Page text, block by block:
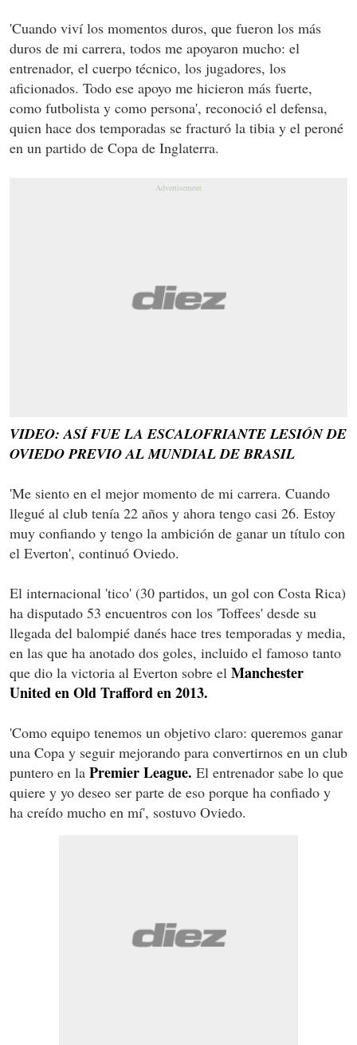
'Cuando viví los momentos duros, que fueron los más
duros de mi carrera, todos me apoyaron mucho: el
entrenador, el cuerpo técnico, los jugadores, los
aficionados. Todo ese apoyo me hicieron más fuerte,
como futbolista y como persona', reconoció el defensa,
quien hace dos temporadas se fracturó la tibia y el peroné
en un partido de Copa de Inglaterra.
VIDEO: ASÍ FUE LA ESCALOFRIANTE LESIÓN DE
OVIEDO PREVIO AL MUNDIAL DE BRASIL
'Me siento en el mejor momento de mi carrera. Cuando
llegué al club tenía 22 años y ahora tengo casi 26. Estoy
muy confiando y tengo la ambición de ganar un título con
el Everton', continuó Oviedo.
El internacional 'tico' (30 partidos, un gol con Costa Rica)
ha disputado 53 encuentros con los 'Toffees' desde su
llegada del balompié danés hace tres temporadas y media,
en las que ha anotado dos goles, incluido el famoso tanto
que dio la victoria al Everton sobre el Manchester
United en Old Trafford en 2013.
'Como equipo tenemos un objetivo claro: queremos ganar
una Copa y seguir mejorando para convertirnos en un club
puntero en la Premier League. El entrenador sabe lo que
quiere y yo deseo ser parte de eso porque ha confiado y
ha creído mucho en mí', sostuvo Oviedo.